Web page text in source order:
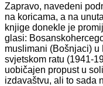
Zapravo, navedeni
na koricama, a na
knjige donekle je
glasi:
muslimani (Bošnjaci) u
svjetskom ratu (1941-
uobičajen propust u
izdavaštvu, ali to sada